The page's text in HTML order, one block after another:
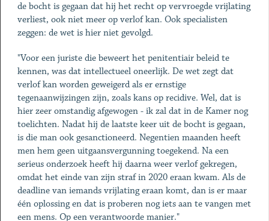
de bocht is gegaan dat hij het recht op vervroegde vrijlating
verliest, ook niet meer op verlof kan. Ook specialisten
zeggen: de wet is hier niet gevolgd.
"Voor een juriste die beweert het penitentiair beleid te
kennen, was dat intellectueel oneerlijk. De wet zegt dat
verlof kan worden geweigerd als er ernstige
tegenaanwijzingen zijn, zoals kans op recidive. Wel, dat is
hier zeer omstandig afgewogen - ik zal dat in de Kamer nog
toelichten. Nadat hij de laatste keer uit de bocht is gegaan,
is die man ook gesanctioneerd. Negentien maanden heeft
men hem geen uitgaansvergunning toegekend. Na een
serieus onderzoek heeft hij daarna weer verlof gekregen,
omdat het einde van zijn straf in 2020 eraan kwam. Als de
deadline van iemands vrijlating eraan komt, dan is er maar
één oplossing en dat is proberen nog iets aan te vangen met
een mens. Op een verantwoorde manier."